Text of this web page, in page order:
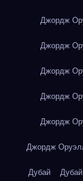
Джордж
Джордж
Джордж
Джордж
Джордж
Джордж
Дубай Дубай